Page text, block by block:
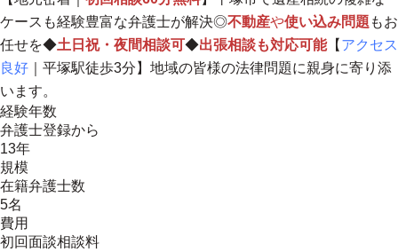
ケースも経験豊富な弁護士が解決◎不動産や使い込み問題 もお
任せを◆土日祝・夜間相談可◆出張相談も対応可能【 アクセス
良好 ｜平塚駅徒歩3分】 地域の皆様の法律問題に親身に寄り添
います。
経験年数
弁護士登録から
13年
規模
在籍弁護士数
5名
費用
初回面談相談料